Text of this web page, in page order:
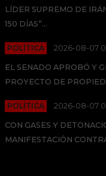
LÍDER SUPREMO DE
150 DÍAS”...
POLÍTICA 2026-08-07
EL SENADO APROBÓ Y
PROYECTO DE
POLÍTICA 2026-08-07
CON GASES Y
MANIFESTACIÓN